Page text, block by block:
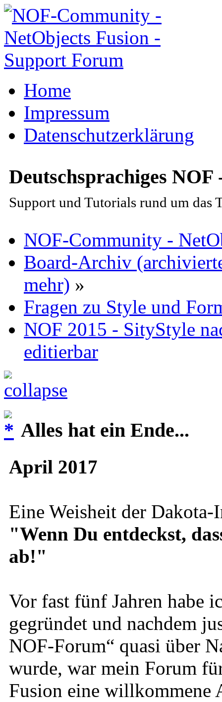
Home
Impressum
Datenschutzerklärung
Deutschsprachiges NOF
Support und Tutorials rund um das
NOF-Community -
Board-Archiv
mehr) »
Fragen zu Style und
NOF 2015 - SityStyle
editierbar
Alles hat ein Ende...
April 2017
Eine Weisheit der Dakota-
"Wenn Du entdeckst,
ab!"
Vor fast fünf Jahren habe
gegründet und nachdem
NOF-Forum“ quasi über
wurde, war mein Forum
Fusion eine willkommene